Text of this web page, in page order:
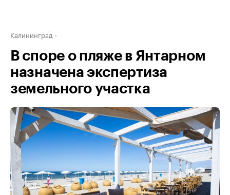
Калининград
В споре о пляже в Янтарном
назначена экспертиза
земельного участка